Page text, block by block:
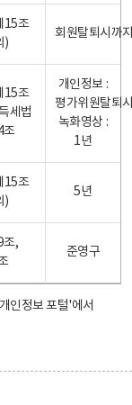
15조
)
회원탈퇴시까
15조
세법
조
개인정보 :
평가위원탈퇴
녹화영상 :
1년
15조
)
5년
조,
준영구
인정보 포털'에서